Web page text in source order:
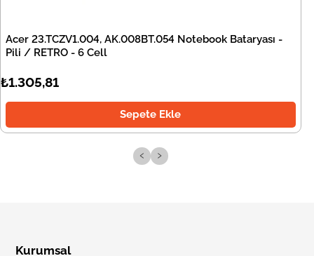
Acer 23.TCZV1.004, AK.008BT.054 Notebook Bataryası -
Pili / RETRO - 6 Cell
₺1.305,81
Sepete Ekle
‹ ›
Kurumsal